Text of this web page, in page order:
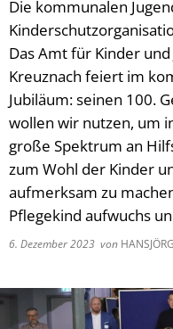
Die kommunalen
Das Amt für Kinder
Kreuznach feiert im
Jubiläum: seinen 100.
wollen wir nutzen, um
große Spektrum an
zum Wohl der Kinder
aufmerksam zu
Pflegekind aufwuchs
6. Dezember 2023 von